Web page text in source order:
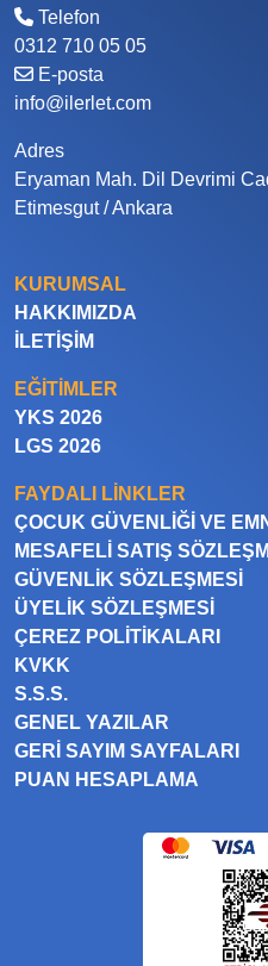
Telefon
0312 710 05 05
E-posta
info@ilerlet.com
Adres
Eryaman Mah. Dil Devrimi
Etimesgut / Ankara
KURUMSAL
HAKKIMIZDA
İLETIŞIM
EĞITIMLER
YKS 2026
LGS 2026
FAYDALI LINKLER
ÇOCUK GÜVENLIĞI VE
MESAFELI SATIŞ
GÜVENLIK SÖZLEŞMESI
ÜYELIK SÖZLEŞMESI
ÇEREZ POLITIKALARI
KVKK
S.S.S.
GENEL YAZILAR
GERI SAYIM SAYFALARI
PUAN HESAPLAMA